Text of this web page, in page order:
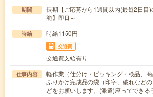
期間
長期【ご応募から1週間以内(最短2日目
能】即日～
時給 時給1150円
交通費
交通費支給有り
仕事内容
軽作業（仕分け・ピッキング・検品、商
ふりかけ完成品の袋（印字、破れなど
どをお願いします。(派遣)座ってでき